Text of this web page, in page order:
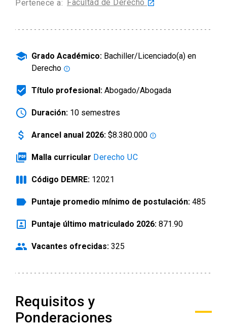
Pertenece a: Facultad de Derecho launch
school Grado Académico: Bachiller/Licenciado(a) en
Derecho error_outline
beenhere Título profesional: Abogado/Abogada
schedule Duración: 10 semestres
attach_money Arancel anual 2026: $8.380.000 error_outline
picture_as_pdf Malla curricular Derecho UC
view_week Código DEMRE: 12021
label Puntaje promedio mínimo de postulación: 485
portrait Puntaje último matriculado 2026: 871.90
people Vacantes ofrecidas: 325
Requisitos y
Ponderaciones